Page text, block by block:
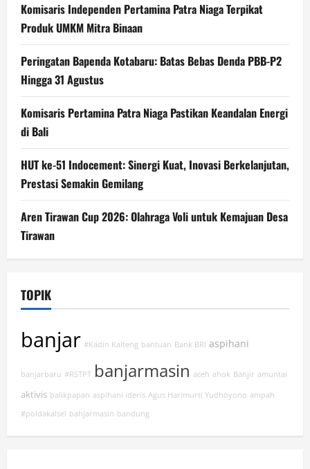
Komisaris Independen Pertamina Patra Niaga Terpikat
Produk UMKM Mitra Binaan
Peringatan Bapenda Kotabaru: Batas Bebas Denda PBB-P2
Hingga 31 Agustus
Komisaris Pertamina Patra Niaga Pastikan Keandalan Energi
di Bali
HUT ke-51 Indocement: Sinergi Kuat, Inovasi Berkelanjutan,
Prestasi Semakin Gemilang
Aren Tirawan Cup 2026: Olahraga Voli untuk Kemajuan Desa
Tirawan
TOPIK
banjar #Kadin Kalteng bantuan Bank BRI aspihani
banjarbaru #RSTPT banjarmasin aceh ahok Banjir amuntai
aktivis balikpapan aspihani ideris Agus Harimurti Yudhoyono ampah
#poldakalsel bahjarmasin bandung